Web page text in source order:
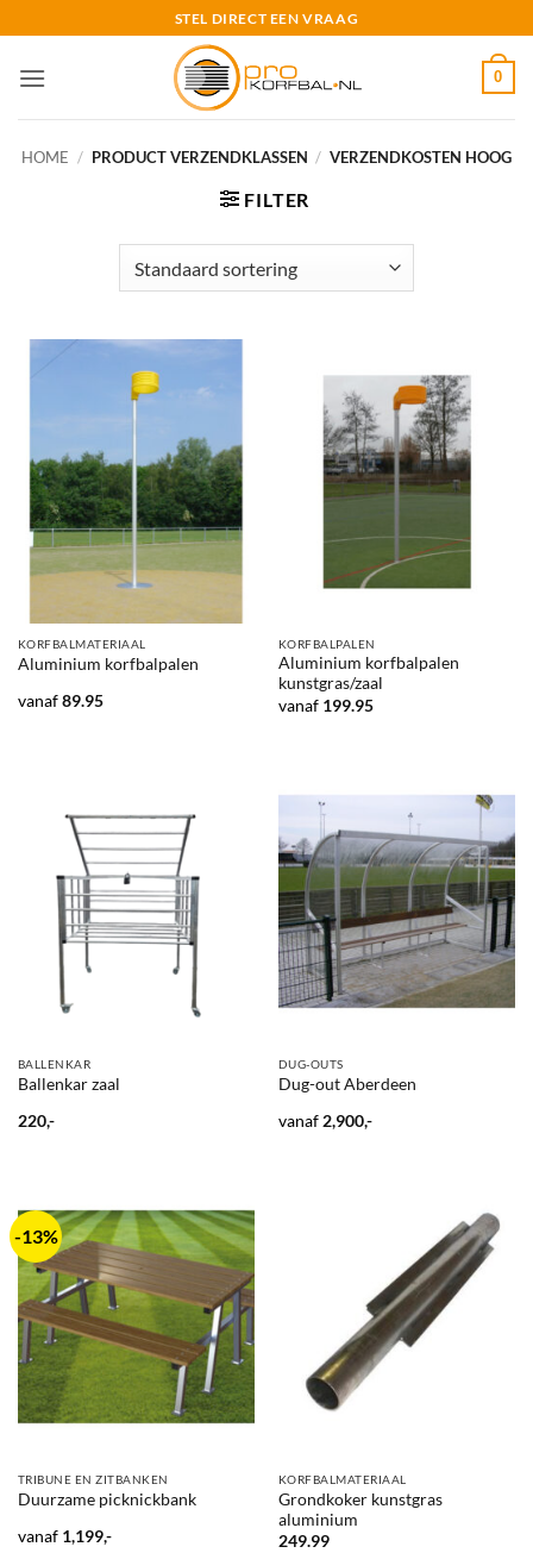
naar
inhoud
STEL DIRECT EEN VRAAG
0
HOME / PRODUCT VERZENDKLASSEN / VERZENDKOSTEN HOOG
FILTER
KORFBALMATERIAAL
Aluminium korfbalpalen
vanaf89.95
KORFBALPALEN
Aluminium korfbalpalen
kunstgras/zaal
vanaf 199.95
BALLENKAR
Ballenkar zaal
220,-
DUG-OUTS
Dug-out Aberdeen
vanaf 2,900,-
-13%
TRIBUNE EN ZITBANKEN
Duurzame picknickbank
vanaf 1,199,-
KORFBALMATERIAAL
Grondkoker kunstgras
aluminium
249.99